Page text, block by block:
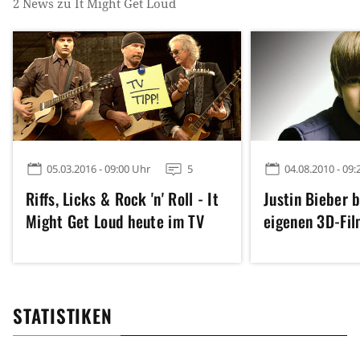
05.03.2016 - 09:00 Uhr 5
Riffs, Licks & Rock 'n' Roll - It
Might Get Loud heute im TV
04.08.2010 -
Justin Bieber
eigenen 3D-
STATISTIKEN